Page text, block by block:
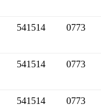
541514 0773
541514 0773
541514 0773